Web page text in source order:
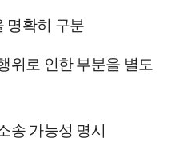
명확히 구분
위로 인한 부분을 별도
송 가능성 명시